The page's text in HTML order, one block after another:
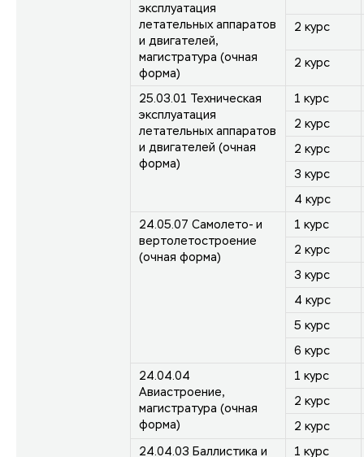
эксплуатация
летательных аппаратов
и двигателей,
магистратура (очная
форма)
2 курс
2 курс
25.03.01 Техническая
эксплуатация
летательных аппаратов
и двигателей (очная
форма)
1 курс
2 курс
2 курс
3 курс
4 курс
24.05.07 Самолето- и
вертолетостроение
(очная форма)
1 курс
2 курс
3 курс
4 курс
5 курс
6 курс
24.04.04
Авиастроение,
магистратура (очная
форма)
1 курс
2 курс
2 курс
24.04.03 Баллистика и
1 курс